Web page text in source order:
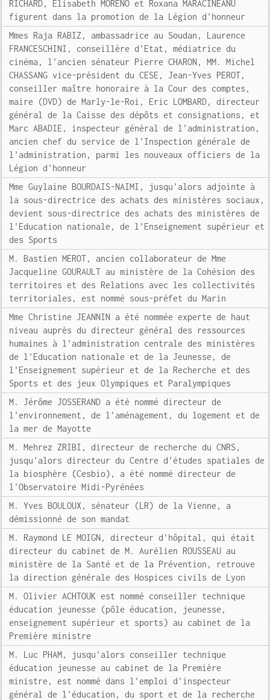
RICHARD, Elisabeth MORENO et Roxana MARACINEANU
figurent dans la promotion de la Légion d'honneur
Mmes Raja RABIZ, ambassadrice au Soudan, Laurence
FRANCESCHINI, conseillère d'Etat, médiatrice du
cinéma, l'ancien sénateur Pierre CHARON, MM. Michel
CHASSANG vice-président du CESE, Jean-Yves PEROT,
conseiller maître honoraire à la Cour des comptes,
maire (DVD) de Marly-le-Roi, Eric LOMBARD, directeur
général de la Caisse des dépôts et consignations, et
Marc ABADIE, inspecteur général de l'administration,
ancien chef du service de l'Inspection générale de
l'administration, parmi les nouveaux officiers de la
Légion d'honneur
Mme Guylaine BOURDAIS-NAIMI, jusqu'alors adjointe à
la sous-directrice des achats des ministères sociaux,
devient sous-directrice des achats des ministères de
l'Education nationale, de l'Enseignement supérieur et
des Sports
M. Bastien MEROT, ancien collaborateur de Mme
Jacqueline GOURAULT au ministère de la Cohésion des
territoires et des Relations avec les collectivités
territoriales, est nommé sous-préfet du Marin
Mme Christine JEANNIN a été nommée experte de haut
niveau auprès du directeur général des ressources
humaines à l'administration centrale des ministères
de l'Education nationale et de la Jeunesse, de
l'Enseignement supérieur et de la Recherche et des
Sports et des jeux Olympiques et Paralympiques
M. Jérôme JOSSERAND a été nommé directeur de
l'environnement, de l'aménagement, du logement et de
la mer de Mayotte
M. Mehrez ZRIBI, directeur de recherche du CNRS,
jusqu'alors directeur du Centre d'études spatiales de
la biosphère (Cesbio), a été nommé directeur de
l'Observatoire Midi-Pyrénées
M. Yves BOULOUX, sénateur (LR) de la Vienne, a
démissionné de son mandat
M. Raymond LE MOIGN, directeur d'hôpital, qui était
directeur du cabinet de M. Aurélien ROUSSEAU au
ministère de la Santé et de la Prévention, retrouve
la direction générale des Hospices civils de Lyon
M. Olivier ACHTOUK est nommé conseiller technique
éducation jeunesse (pôle éducation, jeunesse,
enseignement supérieur et sports) au cabinet de la
Première ministre
M. Luc PHAM, jusqu'alors conseiller technique
éducation jeunesse au cabinet de la Première
ministre, est nommé dans l'emploi d'inspecteur
général de l'éducation, du sport et de la recherche